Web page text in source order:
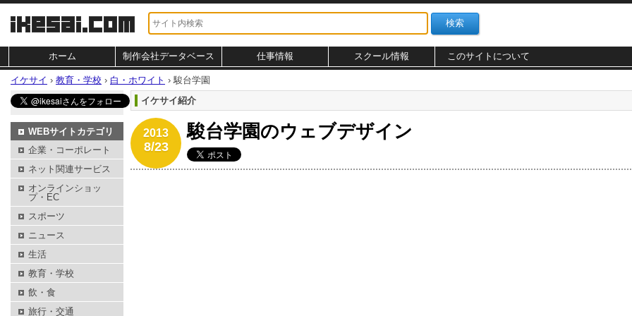
ホーム 制作会社データベース 仕事情報 スクール情報 このサイトについて
イケサイ › 教育・学校 › 白・ホワイト ›駿台学園
イケサイ紹介
2013
8/23
駿台学園のウェブデザイン
WEBサイトカテゴリ
企業・コーポレート
ネット関連サービス
オンラインショッ
プ・EC
スポーツ
ニュース
生活
教育・学校
飲・食
旅行・交通